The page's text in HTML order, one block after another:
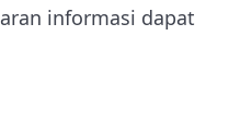
informasi dapat